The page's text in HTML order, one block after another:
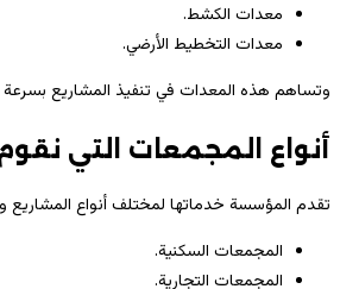
معدات الكشط.
معدات التخطيط الأرضي.
وتساهم هذه المعدات في تنفيذ المشاريع بسرعة
أنواع المجمعات التي
تقدم المؤسسة خدماتها لمختلف أنواع المشاريع
المجمعات السكنية.
المجمعات التجارية.